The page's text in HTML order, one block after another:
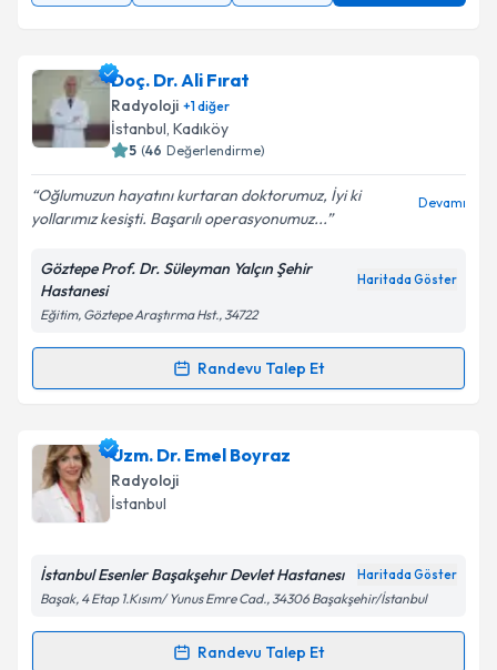
Doç. Dr. Ali Fırat
Radyoloji +1diğer
İstanbul, Kadıköy
5 (46 Değerlendirme)
Oğlumuzun hayatını kurtaran doktorumuz, İyi ki
yollarımız kesişti. Başarılı operasyonumuz...
Devamı
Göztepe Prof. Dr. Süleyman Yalçın Şehir
Hastanesi
Haritada Göster
Eğitim, Göztepe Araştırma Hst., 34722
Randevu Talep Et
Randevu Takvimi Talebi
Doç. Dr. Ali Fıratiçin randevu takvimi talebi
oluşturun. Size bu uzmandan randevu almanız için bir
takvim hazırlandığında e-posta ile bilgilendireceğiz.
Kişisel verilerimin işlenmesine ilişkin
Uzm. Dr. Emel Boyraz
Radyoloji
İstanbul
İstanbul Esenler Başakşehır Devlet Hastanesı Haritada Göster
Başak, 4 Etap 1.Kısım/ Yunus Emre Cad., 34306 Başakşehir/İstanbul
Randevu Talep Et
Randevu Takvimi Talebi